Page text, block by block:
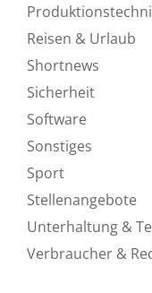
Reisen & Urlaub
Shortnews
Sicherheit
Software
Sonstiges
Sport
Stellenangebote
Unterhaltung &
Verbraucher &